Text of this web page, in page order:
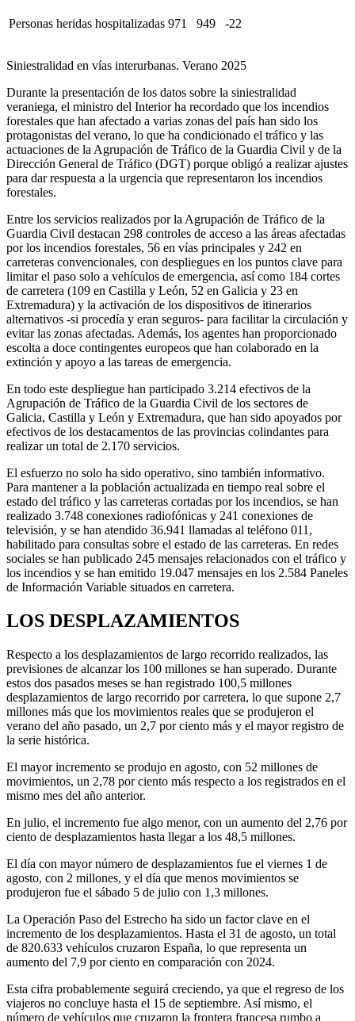
Personas heridas hospitalizadas 971 949 -22
Siniestralidad en vías interurbanas. Verano 2025
Durante la presentación de los datos sobre la siniestralidad
veraniega, el ministro del Interior ha recordado que los incendios
forestales que han afectado a varias zonas del país han sido los
protagonistas del verano, lo que ha condicionado el tráfico y las
actuaciones de la Agrupación de Tráfico de la Guardia Civil y de la
Dirección General de Tráfico (DGT) porque obligó a realizar ajustes
para dar respuesta a la urgencia que representaron los incendios
forestales.
Entre los servicios realizados por la Agrupación de Tráfico de la
Guardia Civil destacan 298 controles de acceso a las áreas afectadas
por los incendios forestales, 56 en vías principales y 242 en
carreteras convencionales, con despliegues en los puntos clave para
limitar el paso solo a vehículos de emergencia, así como 184 cortes
de carretera (109 en Castilla y León, 52 en Galicia y 23 en
Extremadura) y la activación de los dispositivos de itinerarios
alternativos -si procedía y eran seguros- para facilitar la circulación y
evitar las zonas afectadas. Además, los agentes han proporcionado
escolta a doce contingentes europeos que han colaborado en la
extinción y apoyo a las tareas de emergencia.
En todo este despliegue han participado 3.214 efectivos de la
Agrupación de Tráfico de la Guardia Civil de los sectores de
Galicia, Castilla y León y Extremadura, que han sido apoyados por
efectivos de los destacamentos de las provincias colindantes para
realizar un total de 2.170 servicios.
El esfuerzo no solo ha sido operativo, sino también informativo.
Para mantener a la población actualizada en tiempo real sobre el
estado del tráfico y las carreteras cortadas por los incendios, se han
realizado 3.748 conexiones radiofónicas y 241 conexiones de
televisión, y se han atendido 36.941 llamadas al teléfono 011,
habilitado para consultas sobre el estado de las carreteras. En redes
sociales se han publicado 245 mensajes relacionados con el tráfico y
los incendios y se han emitido 19.047 mensajes en los 2.584 Paneles
de Información Variable situados en carretera.
LOS DESPLAZAMIENTOS
Respecto a los desplazamientos de largo recorrido realizados, las
previsiones de alcanzar los 100 millones se han superado. Durante
estos dos pasados meses se han registrado 100,5 millones
desplazamientos de largo recorrido por carretera, lo que supone 2,7
millones más que los movimientos reales que se produjeron el
verano del año pasado, un 2,7 por ciento más y el mayor registro de
la serie histórica.
El mayor incremento se produjo en agosto, con 52 millones de
movimientos, un 2,78 por ciento más respecto a los registrados en el
mismo mes del año anterior.
En julio, el incremento fue algo menor, con un aumento del 2,76 por
ciento de desplazamientos hasta llegar a los 48,5 millones.
El día con mayor número de desplazamientos fue el viernes 1 de
agosto, con 2 millones, y el día que menos movimientos se
produjeron fue el sábado 5 de julio con 1,3 millones.
La Operación Paso del Estrecho ha sido un factor clave en el
incremento de los desplazamientos. Hasta el 31 de agosto, un total
de 820.633 vehículos cruzaron España, lo que representa un
aumento del 7,9 por ciento en comparación con 2024.
Esta cifra probablemente seguirá creciendo, ya que el regreso de los
viajeros no concluye hasta el 15 de septiembre. Así mismo, el
número de vehículos que cruzaron la frontera francesa rumbo a